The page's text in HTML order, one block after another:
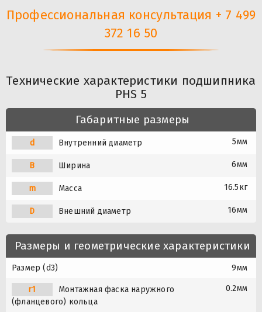
Профессиональная консультация + 7 499
372 16 50
Технические характеристики подшипника
PHS 5
Габаритные размеры
d Внутренний диаметр 5мм
B Ширина 6мм
m Масса 16.5кг
D Внешний диаметр 16мм
Размеры и геометрические характеристики
Размер (d3) 9мм
r1
Монтажная фаска наружного
(фланцевого) кольца
0.2мм